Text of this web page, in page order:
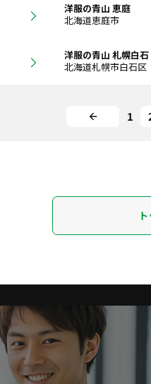
洋服の青山 恵庭
北海道恵庭市
洋服の青山 札幌白石
北海道札幌市白石区
1